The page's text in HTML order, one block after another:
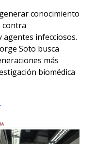
conocimiento
contra
infecciosos.
Soto busca
más
biomédica